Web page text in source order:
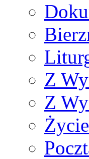
Z
Z